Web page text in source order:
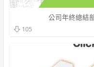
公司年終總結
105